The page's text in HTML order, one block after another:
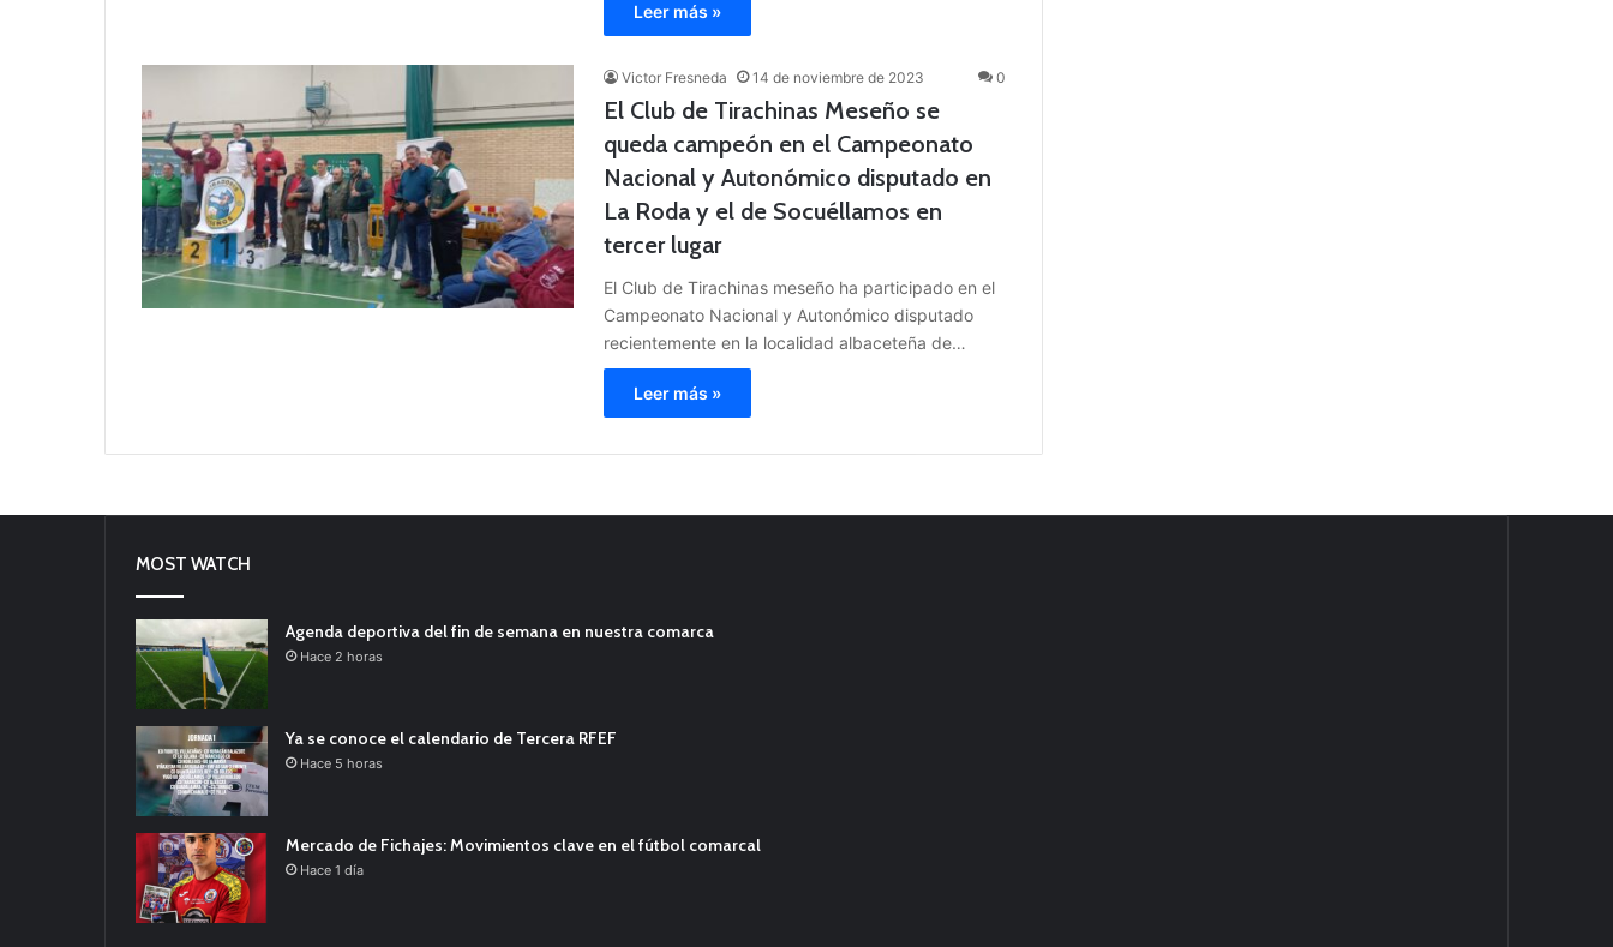
Leer más »
Victor Fresneda 14 de noviembre de 2023 0
El Club de Tirachinas Meseño se
queda campeón en el Campeonato
Nacional y Autonómico disputado en
La Roda y el de Socuéllamos en
tercer lugar
El Club de Tirachinas meseño ha participado en el
Campeonato Nacional y Autonómico disputado
recientemente en la localidad albaceteña de…
Leer más »
MOST WATCH
Agenda deportiva del fin de semana en nuestra comarca
Hace 2 horas
Ya se conoce el calendario de Tercera RFEF
Hace 5 horas
Mercado de Fichajes: Movimientos clave en el fútbol comarcal
Hace 1 día